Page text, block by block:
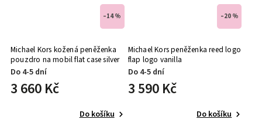
–14 %
Michael Kors kožená peněženka
pouzdro na mobil flat case silver
černá
Do 4-5 dní
3 660 Kč
Do košíku
–20 %
Michael Kors peněženka reed logo
flap logo vanilla
Do 4-5 dní
3 590 Kč
Do košíku